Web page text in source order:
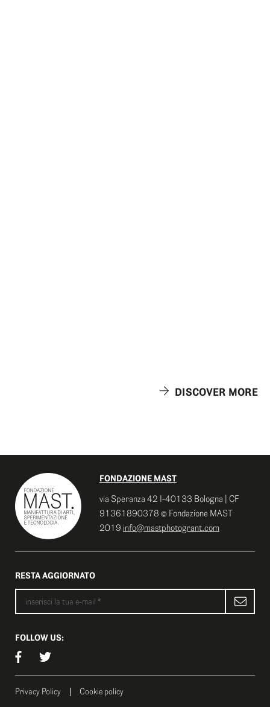
DISCOVER MORE
FONDAZIONE MAST
via Speranza 42 I-40133 Bologna | CF
91361890378 © Fondazione MAST
2019 info@mastphotogrant.com
RESTA AGGIORNATO
FOLLOW US:
Privacy Policy Cookie policy